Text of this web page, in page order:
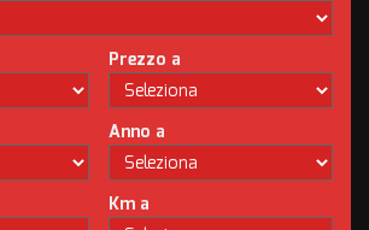
Prezzo a
Anno a
Km a